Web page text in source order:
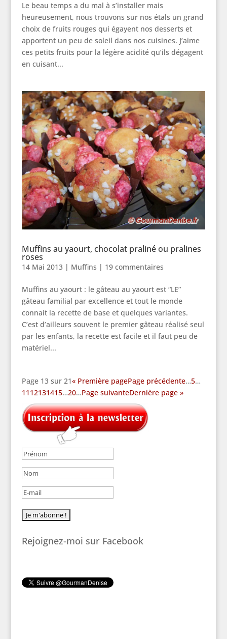
Le beau temps a du mal à s’installer mais
heureusement, nous trouvons sur nos étals un grand
choix de fruits rouges qui égayent nos desserts et
apportent un peu de soleil dans nos cuisines. J’aime
ces petits fruits pour la légère acidité qu’ils dégagent
en cuisant...
Muffins au yaourt, chocolat praliné ou pralines
roses
14 Mai 2013| Muffins | 19 commentaires
Muffins au yaourt : le gâteau au yaourt est “LE”
gâteau familial par excellence et tout le monde
connait la recette de base et quelques variantes.
C’est d’ailleurs souvent le premier gâteau réalisé seul
par les enfants, la recette est facile et il faut peu de
matériel...
Page 13 sur 21« Première pagePage précédente…5…
1112131415…20…Page suivanteDernière page »
Rejoignez-moi sur Facebook